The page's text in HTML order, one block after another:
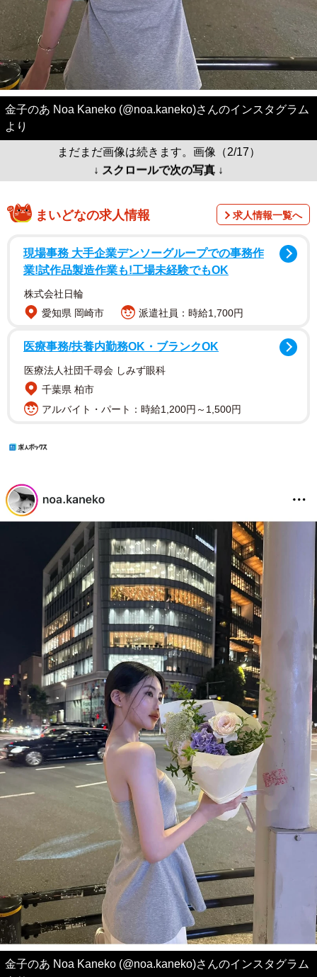
金子のあ Noa Kaneko (@noa.kaneko)さんのインスタグラム
より
まだまだ画像は続きます。画像（2/17）
↓ スクロールで次の写真 ↓
まいどなの求人情報 求人情報一覧へ
現場事務 大手企業デンソーグループでの事務作
業!試作品製造作業も!工場未経験でもOK
株式会社日輪
愛知県 岡崎市
派遣社員：時給1,700円
医療事務/扶養内勤務OK・ブランクOK
医療法人社団千尋会 しみず眼科
千葉県 柏市
アルバイト・パート：時給1,200円～1,500円
金子のあ Noa Kaneko (@noa.kaneko)さんのインスタグラム